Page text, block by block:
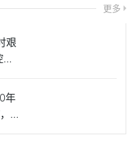
更多
艰
年
一